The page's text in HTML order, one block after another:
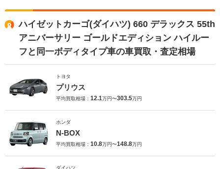
ハイゼットカーゴ(ダイハツ) 660 デラックス 55th
アニバーサリー ゴールドエディション ハイルー
フと同一ボディタイプ車の車買取・査定相場
トヨタ
プリウス
平均買取相場： 12.1万円〜303.5万円
ホンダ
N-BOX
平均買取相場： 10.8万円〜148.8万円
ダイハツ